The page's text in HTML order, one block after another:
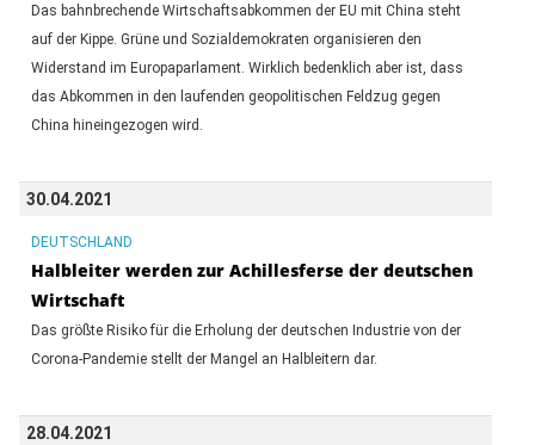
Das bahnbrechende Wirtschaftsabkommen der EU mit China steht
auf der Kippe. Grüne und Sozialdemokraten organisieren den
Widerstand im Europaparlament. Wirklich bedenklich aber ist, dass
das Abkommen in den laufenden geopolitischen Feldzug gegen
China hineingezogen wird.
30.04.2021
DEUTSCHLAND
Halbleiter werden zur Achillesferse der deutschen
Wirtschaft
Das größte Risiko für die Erholung der deutschen Industrie von der
Corona-Pandemie stellt der Mangel an Halbleitern dar.
28.04.2021